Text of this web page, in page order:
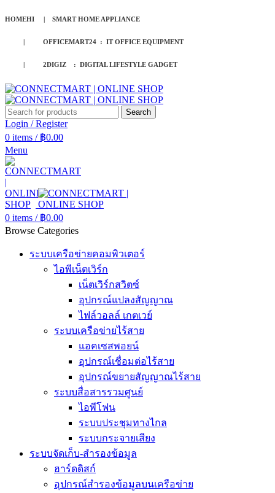
HOMEHI | SMART HOME APPLIANCE
| OFFICEMART24 : IT OFFICE EQUIPMENT
| 2DIGIZ : DIGITAL LIFESTYLE GADGET
Search
Login / Register
0 items / ฿0.00
Menu
0 items / ฿0.00
Browse Categories
ระบบเครือข่ายคอมพิวเตอร์
ไอพีเน็ตเวิร์ก
เน็ตเวิร์กสวิตซ์
อุปกรณ์แปลงสัญญาณ
ไฟล์วอลล์ เกตเวย์
ระบบเครือข่ายไร้สาย
แอคเซสพอยน์
อุปกรณ์เชื่อมต่อไร้สาย
อุปกรณ์ขยายสัญญาณไร้สาย
ระบบสื่อสารรวมศูนย์
ไอพีโฟน
ระบบประชุมทางไกล
ระบบกระจายเสียง
ระบบจัดเก็บ-สำรองข้อมูล
ฮาร์ดดิสก์
อุปกรณ์สำรองข้อมูลบนเครือข่าย